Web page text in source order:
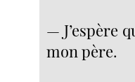
— J’espère
mon père.